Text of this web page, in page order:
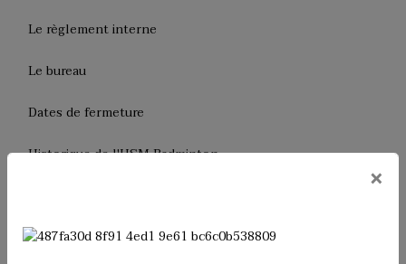
Le règlement interne
Le bureau
Dates de fermeture
Historique de l'USM Badminton
Facebook
×